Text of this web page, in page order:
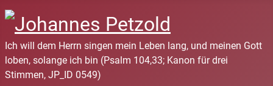
Ich will dem Herrn singen mein Leben lang, und meinen Gott
loben, solange ich bin (Psalm 104,33; Kanon für drei
Stimmen, JP_ID 0549)